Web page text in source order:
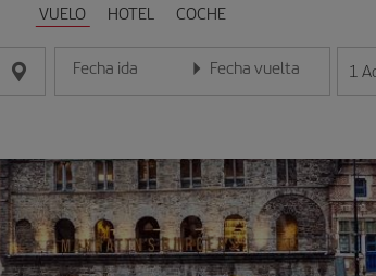
VUELO HOTEL COCHE
Fecha ida
Introduce la fecha en formato día/mes/año
Fecha vuelta
Introduce la fecha en 1